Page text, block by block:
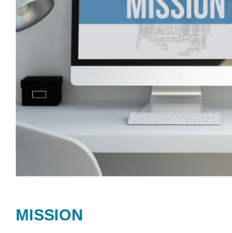
MISSION
VISION
VALUE